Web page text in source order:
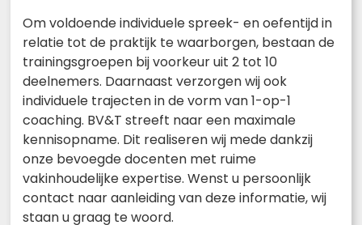
Om voldoende individuele spreek- en oefentijd in
relatie tot de praktijk te waarborgen, bestaan de
trainingsgroepen bij voorkeur uit 2 tot 10
deelnemers. Daarnaast verzorgen wij ook
individuele trajecten in de vorm van 1-op-1
coaching. BV&T streeft naar een maximale
kennisopname. Dit realiseren wij mede dankzij
onze bevoegde docenten met ruime
vakinhoudelijke expertise. Wenst u persoonlijk
contact naar aanleiding van deze informatie, wij
staan u graag te woord.